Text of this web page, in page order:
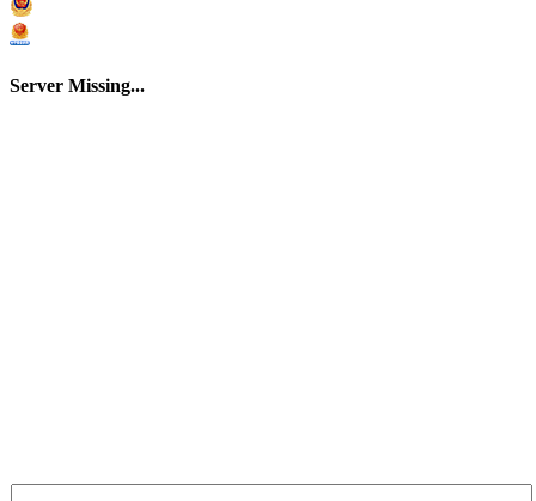
Server Missing...